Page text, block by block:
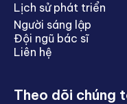
Lịch sử phát triển
Người sáng lập
Đội ngũ bác sĩ
Liên hệ
Theo dõi chúng